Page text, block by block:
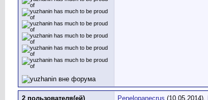
2 пользователя(ей)
Penelopanecrus (10.05.2014),